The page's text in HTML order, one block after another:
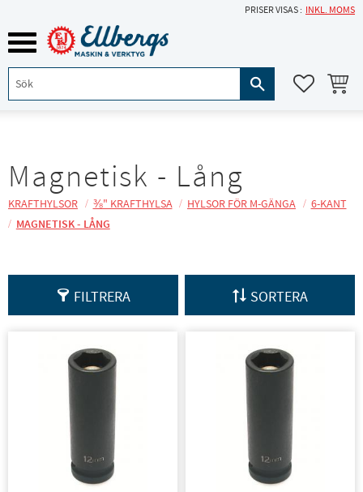
Meny
PRISER VISAS INKL. MOMS
Magnetisk - Lång
KRAFTHYLSOR ⅜" KRAFTHYLSA HYLSOR FÖR M-GÄNGA
6-KANT
MAGNETISK - LÅNG
FILTRERA SORTERA